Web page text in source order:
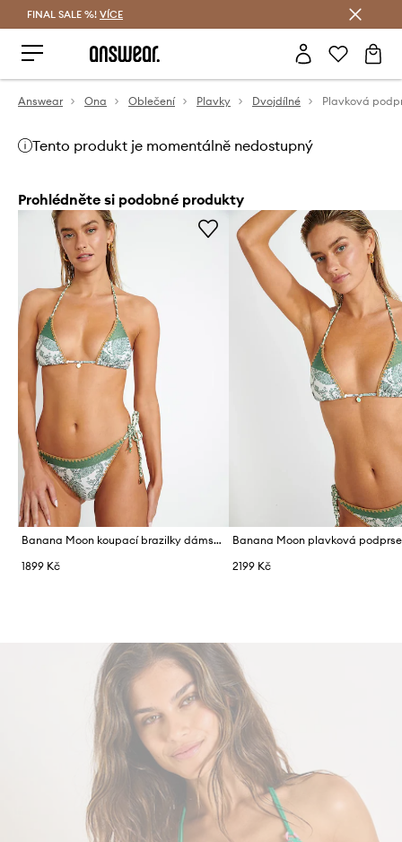
FINAL SALE %! VÍCE
Answear Ona Oblečení Plavky Dvojdílné
Tento produkt je momentálně nedostupný
Prohlédněte si podobné produkty
Banana Moon koupací brazilky dámské Couture
1899 Kč
2199 Kč